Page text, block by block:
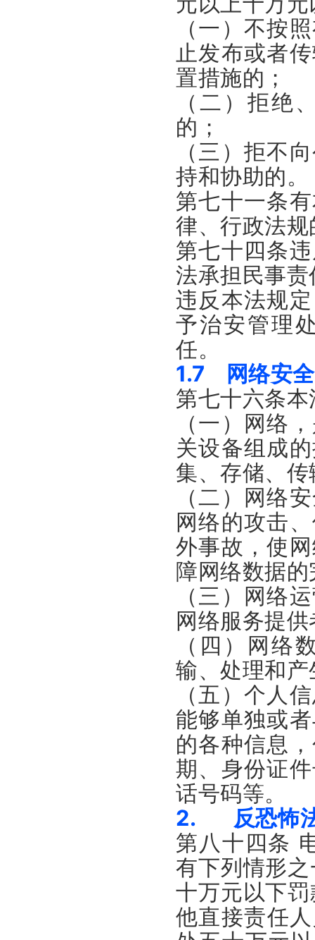
（一）不按
止发布或者
置措施的；
（二）拒绝
的；
（三）拒不
持和协助的。
第七十一条
律、行政法
第七十四条
法承担民事责
违反本法规
予治安管理
任。
1.7 网络安
第七十六条
（一）网络
关设备组成
集、存储、
（二）网络
网络的攻击
外事故，使
障网络数据
（三）网络
网络服务提供
（四）网络
输、处理和
（五）个人
能够单独或
的各种信息
期、身份证
话号码等。
2. 反恐怖
第八十四条
有下列情形
十万元以下
他直接责任